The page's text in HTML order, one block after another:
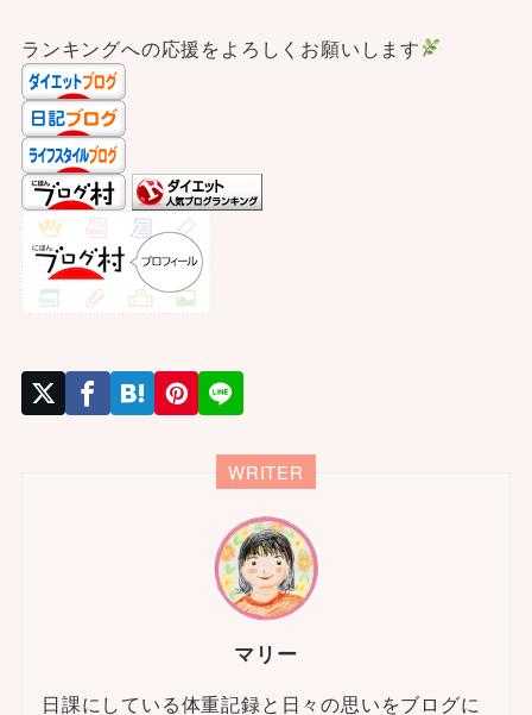
ランキングへの応援をよろしくお願いします
WRITER
マリー
日課にしている体重記録と日々の思いをブログに